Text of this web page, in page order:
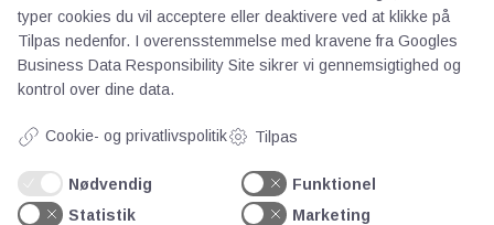
Videncentre
Teknologisk Institut
Videncentre
Litteratur
Forkortelser
typer cookies du vil acceptere eller deaktivere ved at klikke på
Tilpas nedenfor. I overensstemmelse med kravene fra Googles
Business Data Responsibility Site sikrer vi gennemsigtighed og
kontrol over dine data.
Cookie- og privatlivspolitik Tilpas
Nødvendig
Funktionel
Statistik
Marketing